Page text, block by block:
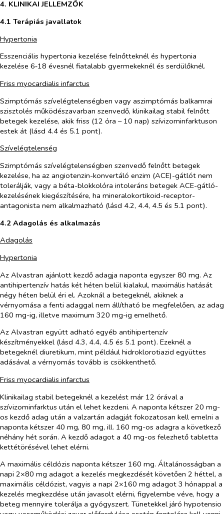
4. KLINIKAI JELLEMZŐK
4.1 Terápiás javallatok
Hypertonia
Esszenciális hypertonia kezelése felnőtteknél és hypertonia
kezelése 6‑18 évesnél fiatalabb gyermekeknél és serdülőknél.
Friss myocardialis infarctus
Szimptómás szívelégtelenségben vagy aszimptómás balkamrai
szisztolés működészavarban szenvedő, klinikailag stabil felnőtt
betegek kezelése, akik friss (12 óra – 10 nap) szívizominfarktuson
estek át (lásd 4.4 és 5.1 pont).
Szívelégtelenség
Szimptómás szívelégtelenségben szenvedő felnőtt betegek
kezelése, ha az angiotenzin-konvertáló enzim (ACE)-gátlót nem
tolerálják, vagy a béta-blokkolóra intoleráns betegek ACE-gátló-
kezelésének kiegészítésére, ha mineralokortikoid-receptor-
antagonista nem alkalmazható (lásd 4.2, 4.4, 4.5 és 5.1 pont).
4.2 Adagolás és alkalmazás
Adagolás
Hypertonia
Az Alvastran ajánlott kezdő adagja naponta egyszer 80 mg. Az
antihipertenzív hatás két héten belül kialakul, maximális hatását
négy héten belül éri el. Azoknál a betegeknél, akiknek a
vérnyomása a fenti adaggal nem állítható be megfelelően, az adag
160 mg-ig, illetve maximum 320 mg-ig emelhető.
Az Alvastran együtt adható egyéb antihipertenzív
készítményekkel (lásd 4.3, 4.4, 4.5 és 5.1 pont). Ezeknél a
betegeknél diuretikum, mint például hidroklorotiazid együttes
adásával a vérnyomás tovább is csökkenthető.
Friss myocardialis infarctus
Klinikailag stabil betegeknél a kezelést már 12 órával a
szívizominfarktus után el lehet kezdeni. A naponta kétszer 20 mg-
os kezdő adag után a valzartán adagját fokozatosan kell emelni a
naponta kétszer 40 mg, 80 mg, ill. 160 mg-os adagra a következő
néhány hét során. A kezdő adagot a 40 mg-os felezhető tabletta
kettétörésével lehet elérni.
A maximális céldózis naponta kétszer 160 mg. Általánosságban a
napi 2×80 mg adagot a kezelés megkezdését követően 2 héttel, a
maximális céldózist, vagyis a napi 2×160 mg adagot 3 hónappal a
kezelés megkezdése után javasolt elérni, figyelembe véve, hogy a
beteg mennyire tolerálja a gyógyszert. Tünetekkel járó hypotensio